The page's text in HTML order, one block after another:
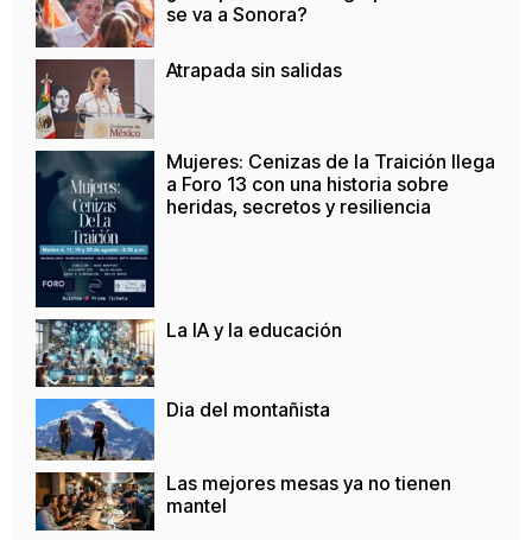
se va a Sonora?
Atrapada sin salidas
Mujeres: Cenizas de la Traición llega
a Foro 13 con una historia sobre
heridas, secretos y resiliencia
La IA y la educación
Dia del montañista
Las mejores mesas ya no tienen
mantel